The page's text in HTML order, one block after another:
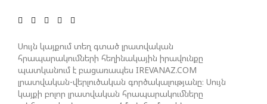
ՄԱԼԴԻՎՑԻ ԳՈՐԾԸՆԿԵՐ ՄՈՀԱՄՄԵԴ ՄՈՒԻԶԱՅԻՆ.
«ՄԵՆՔ ԳՈՀ ԵՆՔ ԱԴՐԲԵՋԱՆԻ ԵՎ ՄԱԼԴԻՎՆԵՐԻ
ՄԻՋԵՎ ՀԱՐԱԲԵՐՈՒԹՅՈՒՆՆԵՐԻ ԴԻՆԱՄԻԿ
ԶԱՐԳԱՑՈՒՄԻՑ»
Սույն կայքում տեղ գտած լրատվական
հրապարակումների հեղինակային իրավունքը
պատկանում է բացառապես IREVANAZ.COM
լրատվական-վերլուծական գործակալությանը։ Սույն
կայքի բոլոր լրատվական հրապարակումները